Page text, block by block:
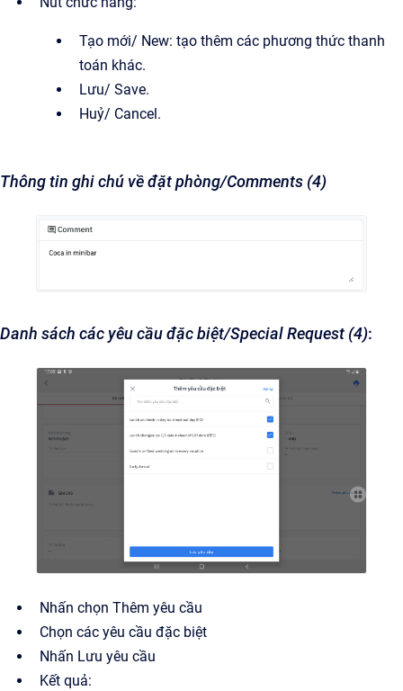
Tạo mới/ New: tạo thêm các phương thức thanh
toán khác.
Lưu/ Save.
Huỷ/ Cancel.
Thông tin ghi chú về đặt phòng/Comments (4)
Danh sách các yêu cầu đặc biệt/Special Request (4):
Nhấn chọn Thêm yêu cầu
Chọn các yêu cầu đặc biệt
Nhấn Lưu yêu cầu
Kết quả: